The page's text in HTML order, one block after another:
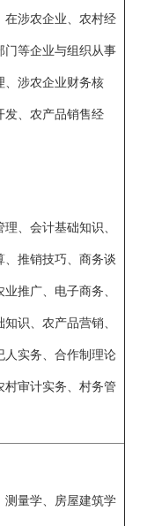
在涉农企业、农村经
门等企业与组织从事
、涉农企业财务核
发、农产品销售经
、会计基础知识、
、推销技巧、商务谈
推广、电子商务、
识、农产品营销、
人实务、合作制理论
村审计实务、村务管
测量学、房屋建筑学